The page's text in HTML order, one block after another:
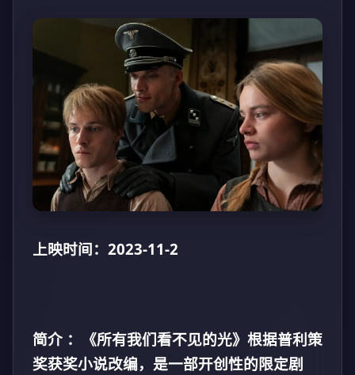
上映时间：2023-11-2
简介 ：《所有我们看不见的光》根据普利策
奖获奖小说改编，是一部开创性的限定剧